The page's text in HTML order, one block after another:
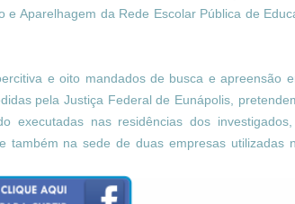
Aparelhagem da Rede Escolar Pública de
e oito mandados de busca e apreensão
pela Justiça Federal de Eunápolis,
executadas nas residências dos
também na sede de duas empresas utilizadas